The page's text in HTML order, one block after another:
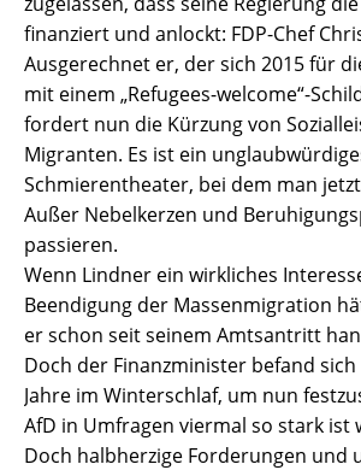
finanziert und anlockt: FDP-Chef
Ausgerechnet er, der sich 2015 für
mit einem „Refugees-welcome“-
fordert nun die Kürzung von
Migranten. Es ist ein
Schmierentheater, bei dem man
Außer Nebelkerzen und
passieren.
Wenn Lindner ein wirkliches
Beendigung der Massenmigration
er schon seit seinem Amtsantritt
Doch der Finanzminister befand
Jahre im Winterschlaf, um nun
AfD in Umfragen viermal so stark ist
Doch halbherzige Forderungen und